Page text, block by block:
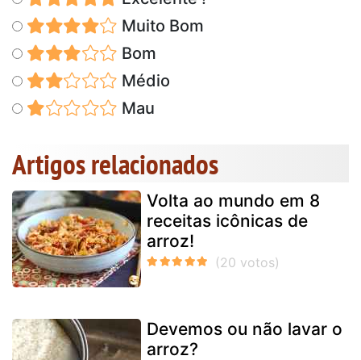
Muito Bom
Bom
Médio
Mau
Artigos relacionados
Volta ao mundo em 8
receitas icônicas de
arroz!
Devemos ou não lavar o
arroz?